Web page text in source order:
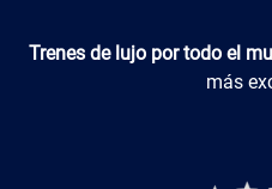
Luxotren
Trenes de lujo por todo el
más